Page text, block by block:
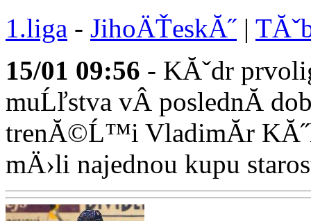
1.liga - JihoÄŤeskĂ˝|
15/01 09:56 - KĂˇdr
muĹľstva vÂ poslednĂ­
trenĂ©Ĺ™i VladimĂ­r
mÄ›li najednou kupu